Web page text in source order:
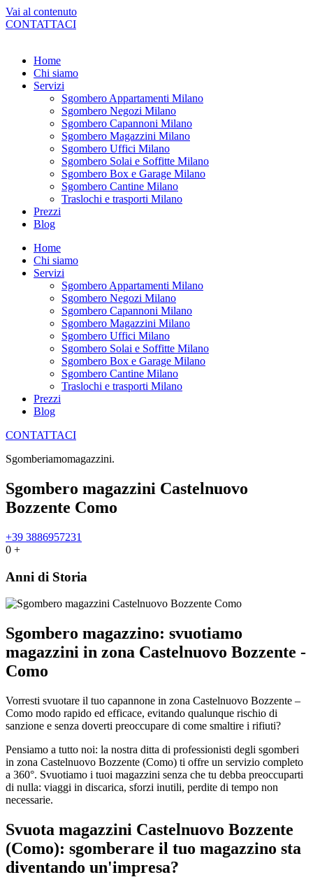
Vai al contenuto
CONTATTACI
Home
Chi siamo
Servizi
Sgombero Appartamenti Milano
Sgombero Negozi Milano
Sgombero Capannoni Milano
Sgombero Magazzini Milano
Sgombero Uffici Milano
Sgombero Solai e Soffitte Milano
Sgombero Box e Garage Milano
Sgombero Cantine Milano
Traslochi e trasporti Milano
Prezzi
Blog
Home
Chi siamo
Servizi
Sgombero Appartamenti Milano
Sgombero Negozi Milano
Sgombero Capannoni Milano
Sgombero Magazzini Milano
Sgombero Uffici Milano
Sgombero Solai e Soffitte Milano
Sgombero Box e Garage Milano
Sgombero Cantine Milano
Traslochi e trasporti Milano
Prezzi
Blog
CONTATTACI
Sgomberiamomagazzini.
Sgombero magazzini Castelnuovo
Bozzente Como
+39 3886957231
0 +
Anni di Storia
Sgombero magazzino: svuotiamo
magazzini in zona Castelnuovo Bozzente -
Como
Vorresti svuotare il tuo capannone in zona Castelnuovo Bozzente –
Como modo rapido ed efficace, evitando qualunque rischio di
sanzione e senza doverti preoccupare di come smaltire i rifiuti?
Pensiamo a tutto noi: la nostra ditta di professionisti degli sgomberi
in zona Castelnuovo Bozzente (Como) ti offre un servizio completo
a 360°. Svuotiamo i tuoi magazzini senza che tu debba preoccuparti
di nulla: viaggi in discarica, sforzi inutili, perdite di tempo non
necessarie.
Svuota magazzini Castelnuovo Bozzente
(Como): sgomberare il tuo magazzino sta
diventando un'impresa?​